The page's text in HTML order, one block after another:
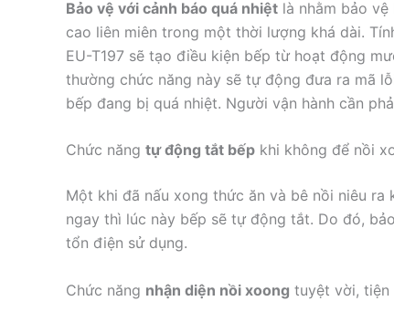
Bảo vệ với cảnh báo quá nhiệt là nhằm bảo
cao liên miên trong một thời lượng khá dài.
EU-T197 sẽ tạo điều kiện bếp từ hoạt động
thường chức năng này sẽ tự động đưa ra mã
bếp đang bị quá nhiệt. Người vận hành cần
Chức năng tự động tắt bếp khi không để nồi
Một khi đã nấu xong thức ăn và bê nồi niêu
ngay thì lúc này bếp sẽ tự động tắt. Do đó,
tổn điện sử dụng.
Chức năng nhận diện nồi xoong tuyệt vời, tiện